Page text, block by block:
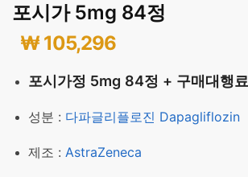
포시가 5mg 84정
₩105,296
포시가정 5mg 84정 + 구매대행료
성분 : 다파글리플로진 Dapagliflozin
제조 : AstraZeneca